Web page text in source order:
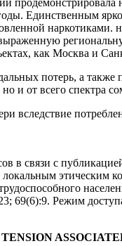
продемонстрировала
Единственным
наркотиками.
как Москва и
потерь, а
и от всего спектра
вследствие
в связи с
этическим
69(6):9. Режим